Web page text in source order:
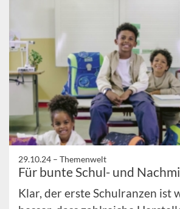
29.10.24 – Themenwelt
Für bunte Schul- und
Klar, der erste Schulranzen ist